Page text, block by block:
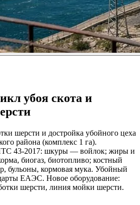
убоя скота и
шерсти и достройка убойного цеха
района (комплекс 1 га).
43-2017: шкуры — войлок; жиры и
биогаз, биотопливо; костный
бульоны, кормовая мука. Убойный
ЕАЭС. Новое оборудование:
шерсти, линия мойки шерсти.